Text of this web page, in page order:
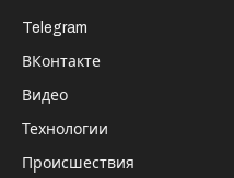
Telegram
ВКонтакте
Видео
Технологии
Происшествия